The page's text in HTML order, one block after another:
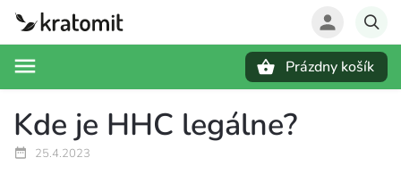
Prázdny košík
Kde je HHC legálne?
25.4.2023